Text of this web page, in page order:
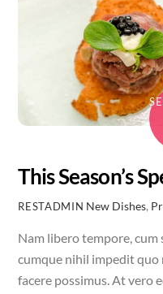
This Season’s
RESTADMIN New Dishes,
Nam libero tempore,
cumque nihil impedit quo
facere possimus. At vero